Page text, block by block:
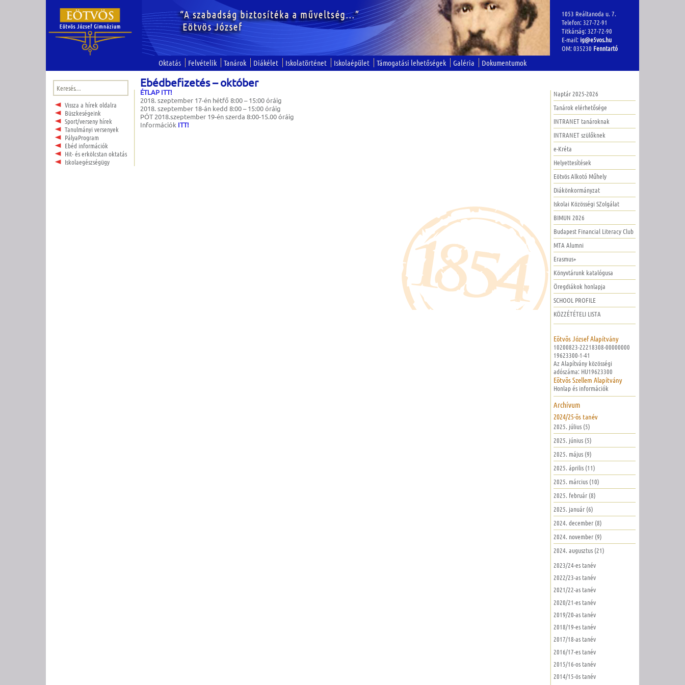
1053 Reáltanoda u. 7.
Telefon: 327-72-91
Titkárság: 327-72-90
E-mail: ig@e5vos.hu
OM: 035230 Fenntartó
Oktatás Felvételik Tanárok Diákélet Iskolatörténet Iskolaépület Támogatási lehetőségek Galéria Dokumentumok
Keresés:
Vissza a hírek oldalra
Büszkeségeink
Sport/verseny hírek
Tanulmányi versenyek
PályaProgram
Ebéd információk
Hit- és erkölcstan oktatás
Iskolaegészségügy
Ebédbefizetés – október
ÉTLAP ITT!
2018. szeptember 17-én hétfő 8:00 – 15:00 óráig
2018. szeptember 18-án kedd 8:00 – 15:00 óráig
PÓT 2018.szeptember 19-én szerda 8:00-15.00 óráig
Információk ITT!
Naptár 2025-2026
Tanárok elérhetősége
INTRANET tanároknak
INTRANET szülőknek
e-Kréta
Helyettesítések
Eötvös Alkotó Műhely
Diákönkormányzat
Iskolai Közösségi SZolgálat
BIMUN 2026
Budapest Financial Literacy Club
MTA Alumni
Erasmus+
Könyvtárunk katalógusa
Öregdiákok honlapja
SCHOOL PROFILE
KÖZZÉTÉTELI LISTA
Eötvös József Alapítvány
10200823-22218308-00000000
19623300-1-41
Az Alapítvány közösségi
adószáma: HU19623300
Eötvös Szellem Alapítvány
Honlap és információk
Archívum
2024/25-ös tanév
2025. július (5)
2025. június (5)
2025. május (9)
2025. április (11)
2025. március (10)
2025. február (8)
2025. január (6)
2024. december (8)
2024. november (9)
2024. augusztus (21)
2023/24-es tanév
2022/23-as tanév
2021/22-as tanév
2020/21-es tanév
2019/20-as tanév
2018/19-es tanév
2017/18-as tanév
2016/17-es tanév
2015/16-os tanév
2014/15-ös tanév